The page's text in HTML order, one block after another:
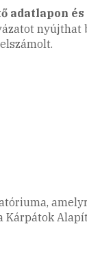
adatlapon és
nyújthat
Kárpátok